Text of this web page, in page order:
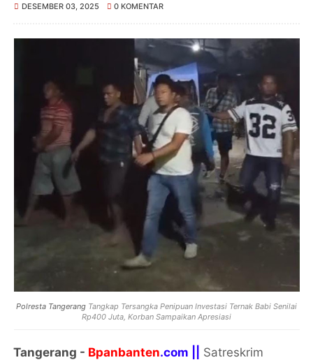
DESEMBER 03, 2025 0 KOMENTAR
Polresta Tangerang Tangkap Tersangka Penipuan Investasi Ternak Babi Senilai
Rp400 Juta, Korban Sampaikan Apresiasi
Tangerang - Bpanbanten.com ||
Satreskrim